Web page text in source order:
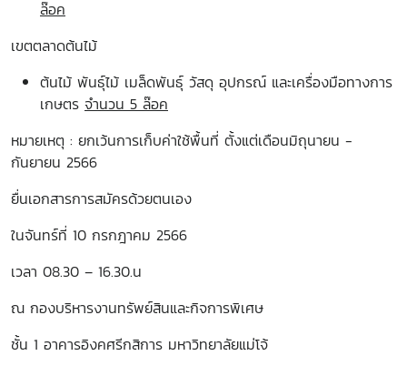
ล๊อค
เขตตลาดต้นไม้
ต้นไม้ พันธุ์ไม้ เมล็ดพันธุ์ วัสดุ อุปกรณ์ และเครื่องมือทางการ
เกษตร จำนวน 5 ล๊อค
หมายเหตุ : ยกเว้นการเก็บค่าใช้พื้นที่ ตั้งแต่เดือนมิถุนายน -
กันยายน 2566
ยื่นเอกสารการสมัครด้วยตนเอง
ในจันทร์ที่ 10 กรกฎาคม 2566
เวลา 08.30 – 16.30.น
ณ กองบริหารงานทรัพย์สินและกิจการพิเศษ
ชั้น 1 อาคารอิงคศรีกสิการ มหาวิทยาลัยแม่โจ้